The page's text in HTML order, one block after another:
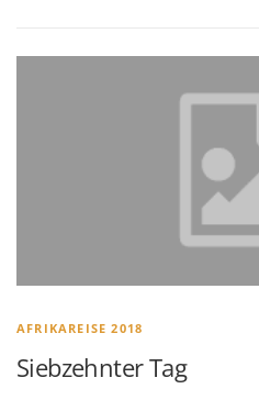
AFRIKAREISE 2018
Siebzehnter Tag